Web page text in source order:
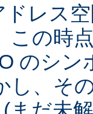
レス
この時
のシン
し、そ